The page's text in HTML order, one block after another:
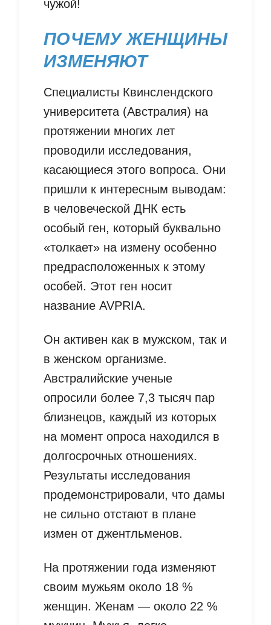
чужой!
ПОЧЕМУ ЖЕНЩИНЫ
ИЗМЕНЯЮТ
Специалисты Квинслендского
университета (Австралия) на
протяжении многих лет
проводили исследования,
касающиеся этого вопроса. Они
пришли к интересным выводам:
в человеческой ДНК есть
особый ген, который буквально
«толкает» на измену особенно
предрасположенных к этому
особей. Этот ген носит
название AVPRIA.
Он активен как в мужском, так и
в женском организме.
Австралийские ученые
опросили более 7,3 тысяч пар
близнецов, каждый из которых
на момент опроса находился в
долгосрочных отношениях.
Результаты исследования
продемонстрировали, что дамы
не сильно отстают в плане
измен от джентльменов.
На протяжении года изменяют
своим мужьям около 18 %
женщин. Женам — около 22 %